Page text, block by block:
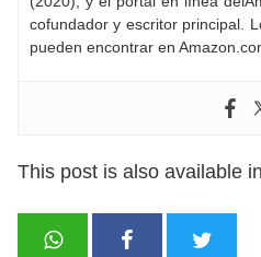
cofundador y escritor principal.
pueden encontrar en
This post is also available